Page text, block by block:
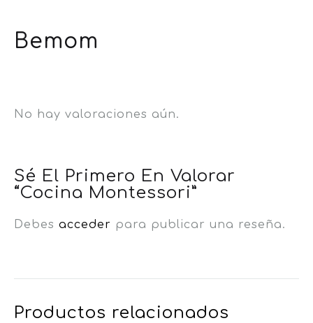
Bemom
No hay valoraciones aún.
Sé El Primero En Valorar
“Cocina Montessori”
Debes acceder para publicar una reseña.
Productos relacionados